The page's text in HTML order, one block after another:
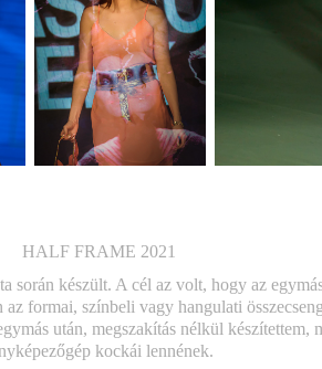
HALF FRAME 2021
során készült. A cél az volt, hogy az
formai, színbeli vagy hangulati
után, megszakítás nélkül készítettem,
kockái lennének.